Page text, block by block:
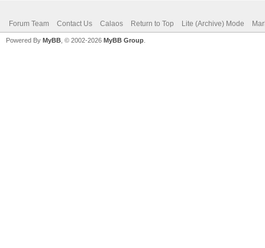
Forum Team Contact Us Calaos Return to Top Lite (Archive) Mode
Powered By MyBB , © 2002-2026 MyBB Group